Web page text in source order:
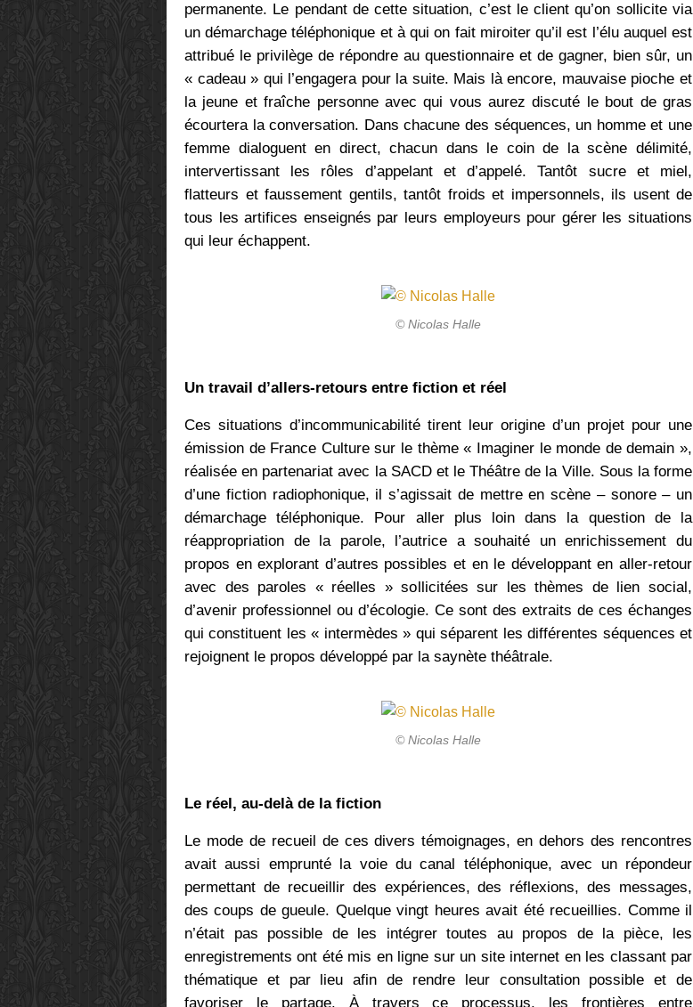
permanente. Le pendant de cette situation, c’est le client qu’on sollicite via
un démarchage téléphonique et à qui on fait miroiter qu’il est l’élu auquel est
attribué le privilège de répondre au questionnaire et de gagner, bien sûr, un
« cadeau » qui l’engagera pour la suite. Mais là encore, mauvaise pioche et
la jeune et fraîche personne avec qui vous aurez discuté le bout de gras
écourtera la conversation. Dans chacune des séquences, un homme et une
femme dialoguent en direct, chacun dans le coin de la scène délimité,
intervertissant les rôles d’appelant et d’appelé. Tantôt sucre et miel,
flatteurs et faussement gentils, tantôt froids et impersonnels, ils usent de
tous les artifices enseignés par leurs employeurs pour gérer les situations
qui leur échappent.
© Nicolas Halle
Un travail d’allers-retours entre fiction et réel
Ces situations d’incommunicabilité tirent leur origine d’un projet pour une
émission de France Culture sur le thème « Imaginer le monde de demain »,
réalisée en partenariat avec la SACD et le Théâtre de la Ville. Sous la forme
d’une fiction radiophonique, il s’agissait de mettre en scène – sonore – un
démarchage téléphonique. Pour aller plus loin dans la question de la
réappropriation de la parole, l’autrice a souhaité un enrichissement du
propos en explorant d’autres possibles et en le développant en aller-retour
avec des paroles « réelles » sollicitées sur les thèmes de lien social,
d’avenir professionnel ou d’écologie. Ce sont des extraits de ces échanges
qui constituent les « intermèdes » qui séparent les différentes séquences et
rejoignent le propos développé par la saynète théâtrale.
© Nicolas Halle
Le réel, au-delà de la fiction
Le mode de recueil de ces divers témoignages, en dehors des rencontres
avait aussi emprunté la voie du canal téléphonique, avec un répondeur
permettant de recueillir des expériences, des réflexions, des messages,
des coups de gueule. Quelque vingt heures avait été recueillies. Comme il
n’était pas possible de les intégrer toutes au propos de la pièce, les
enregistrements ont été mis en ligne sur un site internet en les classant par
thématique et par lieu afin de rendre leur consultation possible et de
favoriser le partage. À travers ce processus, les frontières entre